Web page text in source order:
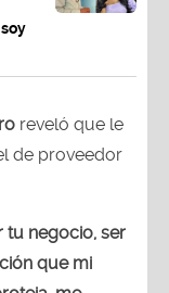
reveló que le
de proveedor
tu negocio, ser
que mi